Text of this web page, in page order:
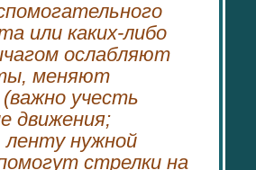
или каких-либо
ослабляют
меняют
(важно учесть
движения;
нужной
стрелки на